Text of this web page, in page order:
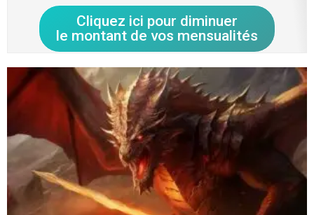
Cliquez ici pour diminuer
le montant de vos mensualités